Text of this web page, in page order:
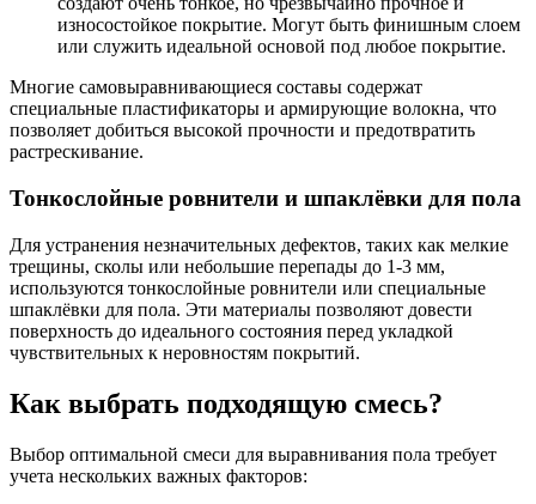
износостойкое покрытие. Могут быть финишным слоем
или служить идеальной основой под любое покрытие.
Многие самовыравнивающиеся составы содержат
специальные пластификаторы и армирующие волокна, что
позволяет добиться высокой прочности и предотвратить
растрескивание.
Тонкослойные ровнители и шпаклёвки для пола
Для устранения незначительных дефектов, таких как мелкие
трещины, сколы или небольшие перепады до 1-3 мм,
используются тонкослойные ровнители или специальные
шпаклёвки для пола. Эти материалы позволяют довести
поверхность до идеального состояния перед укладкой
чувствительных к неровностям покрытий.
Как выбрать подходящую смесь?
Выбор оптимальной смеси для выравнивания пола требует
учета нескольких важных факторов: